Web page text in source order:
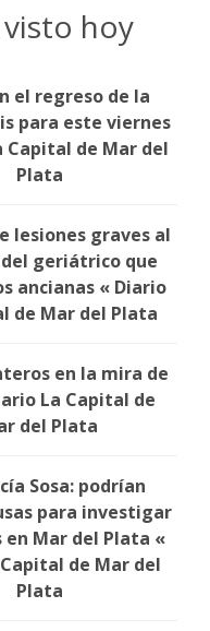
hoy
el regreso de la
para este viernes
Capital de Mar del
Plata
lesiones graves al
geriátrico que
ancianas « Diario
de Mar del Plata
en la mira de
La Capital de
del Plata
Sosa: podrían
para investigar
Mar del Plata «
de Mar del
Plata